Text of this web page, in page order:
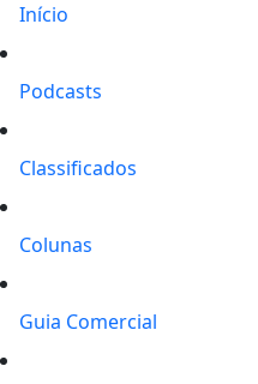
Início
Podcasts
Classificados
Colunas
Guia Comercial